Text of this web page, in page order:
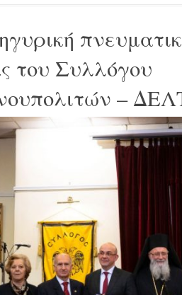
του Συλλόγου
–